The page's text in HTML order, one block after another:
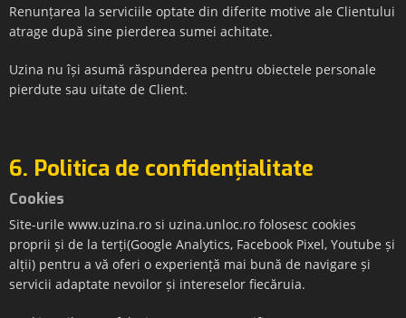
Renunțarea la serviciile optate din diferite motive ale Clientului
atrage după sine pierderea sumei achitate.
Uzina nu își asumă răspunderea pentru obiectele personale
pierdute sau uitate de Client.
6. Politica de confidențialitate
Cookies
Site-urile www.uzina.ro si uzina.unloc.ro folosesc cookies
proprii și de la terți(Google Analytics, Facebook Pixel, Youtube și
alții) pentru a vă oferi o experiență mai bună de navigare și
servicii adaptate nevoilor și intereselor fiecăruia.